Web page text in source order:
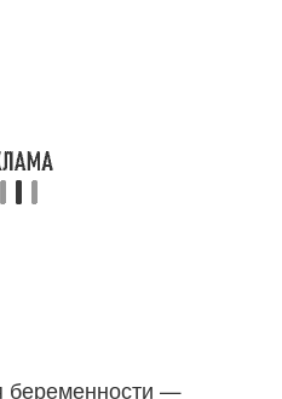
беременности —